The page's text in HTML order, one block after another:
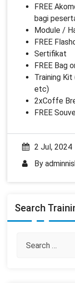
FREE
bagi
Module /
FREE
Sertifikat
FREE Bag
Training
etc)
2xCoffe
FREE
2 Jul, 2024
By
Search